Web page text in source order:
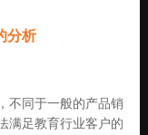
分析
不同于一般的产品销
满足教育行业客户的